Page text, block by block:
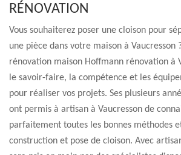
RÉNOVATION
Vous souhaiterez poser une cloison pour
une pièce dans votre maison à Vaucresson
rénovation maison Hoffmann rénovation à
le savoir-faire, la compétence et les
pour réaliser vos projets. Ses plusieurs
ont permis à artisan à Vaucresson de
parfaitement toutes les bonnes méthodes
construction et pose de cloison. Avec